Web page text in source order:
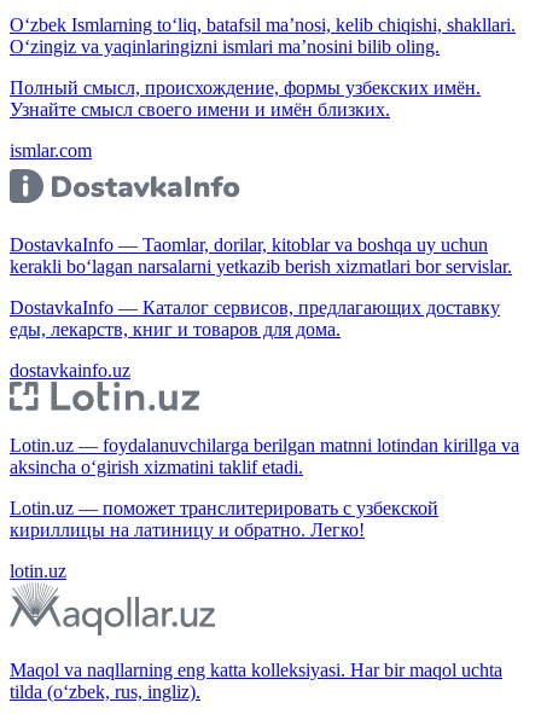
O‘zbek Ismlarning to‘liq, batafsil ma’nosi, kelib chiqishi, shakllari.
O‘zingiz va yaqinlaringizni ismlari ma’nosini bilib oling.
Полный смысл, происхождение, формы узбекских имён.
Узнайте смысл своего имени и имён близких.
ismlar.com
DostavkaInfo — Taomlar, dorilar, kitoblar va boshqa uy uchun
kerakli bo‘lagan narsalarni yetkazib berish xizmatlari bor servislar.
DostavkaInfo — Каталог сервисов, предлагающих доставку
еды, лекарств, книг и товаров для дома.
dostavkainfo.uz
Lotin.uz — foydalanuvchilarga berilgan matnni lotindan kirillga va
aksincha o‘girish xizmatini taklif etadi.
Lotin.uz — поможет транслитерировать с узбекской
кириллицы на латиницу и обратно. Легко!
lotin.uz
Maqol va naqllarning eng katta kolleksiyasi. Har bir maqol uchta
tilda (o‘zbek, rus, ingliz).